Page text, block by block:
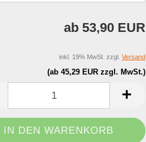
ab 53,90 EUR
(ab 45,29 EUR zzgl. MwSt.)
inkl. 19% MwSt. zzgl. Versand